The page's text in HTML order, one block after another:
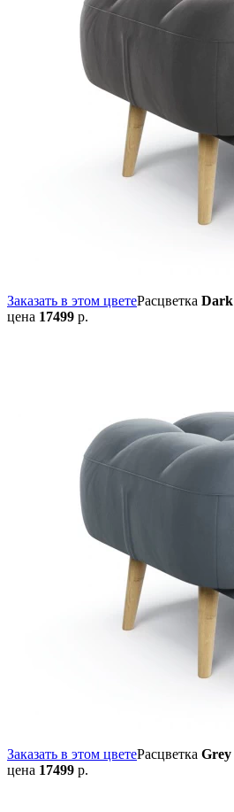
Заказать в этом цветеРасцветка Dark
цена 17499 р.
Заказать в этом цветеРасцветка Grey
цена 17499 р.